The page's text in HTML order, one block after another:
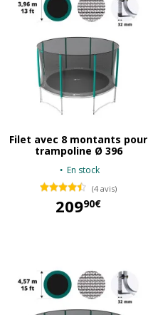
Filet avec 8 montants pour
trampoline Ø 396
En stock
(4 avis)
20990€